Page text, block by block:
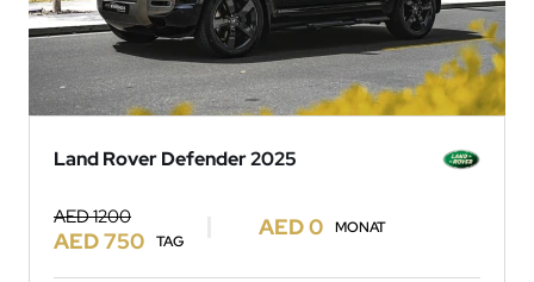
Land Rover Defender 2025
AED 1200
AED 750 TAG
AED 0 MONAT